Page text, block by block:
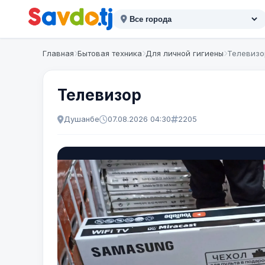
Главная Бытовая техника Для личной гигиены
Телевизор
Душанбе 07.08.2026 04:30 2205